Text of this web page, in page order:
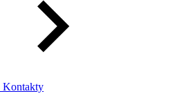
Kontakty